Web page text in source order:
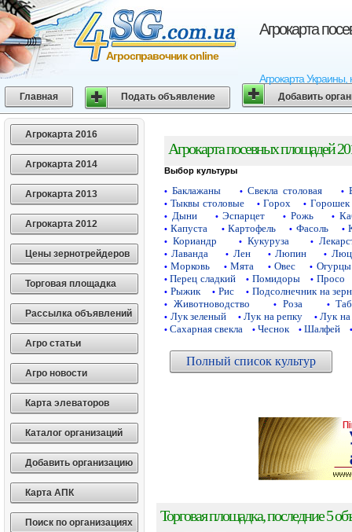
Агрокарта
Агрокарта
Агросправочник online
Главная Подать объявление Добавить
Агрокарта 2016
Агрокарта 2014
Агрокарта 2013
Агрокарта 2012
Цены зернотрейдеров
Торговая площадка
Рассылка объявлений
Агро статьи
Агро новости
Карта элеваторов
Каталог организаций
Добавить организацию
Карта АПК
Поиск по организациях
Агрокарта посевных площадей
Выбор культуры
• Баклажаны • Свекла столовая •
• Тыквы столовые • Горох • Горошек
• Дыни • Эспарцет • Рожь •
• Капуста • Картофель • Фасоль •
• Кориандр • Кукуруза •
• Лаванда • Лен • Люпин •
• Морковь • Мята • Овес • Огурцы
• Перец сладкий • Помидоры • Просо
• Рыжик • Рис • Подсолнечник на
• Животноводство • Роза •
• Лук зеленый • Лук на репку • Лук на
• Сахарная свекла • Чеснок • Шалфей •
Полный список культур
Торговая площадка, последние 5